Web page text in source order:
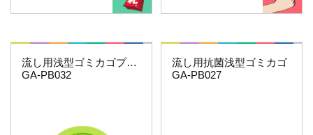
流し用浅型ゴミカゴプレートセット(グリーン）
GA-PB032
流し用抗菌浅型ゴミカゴ
GA-PB027